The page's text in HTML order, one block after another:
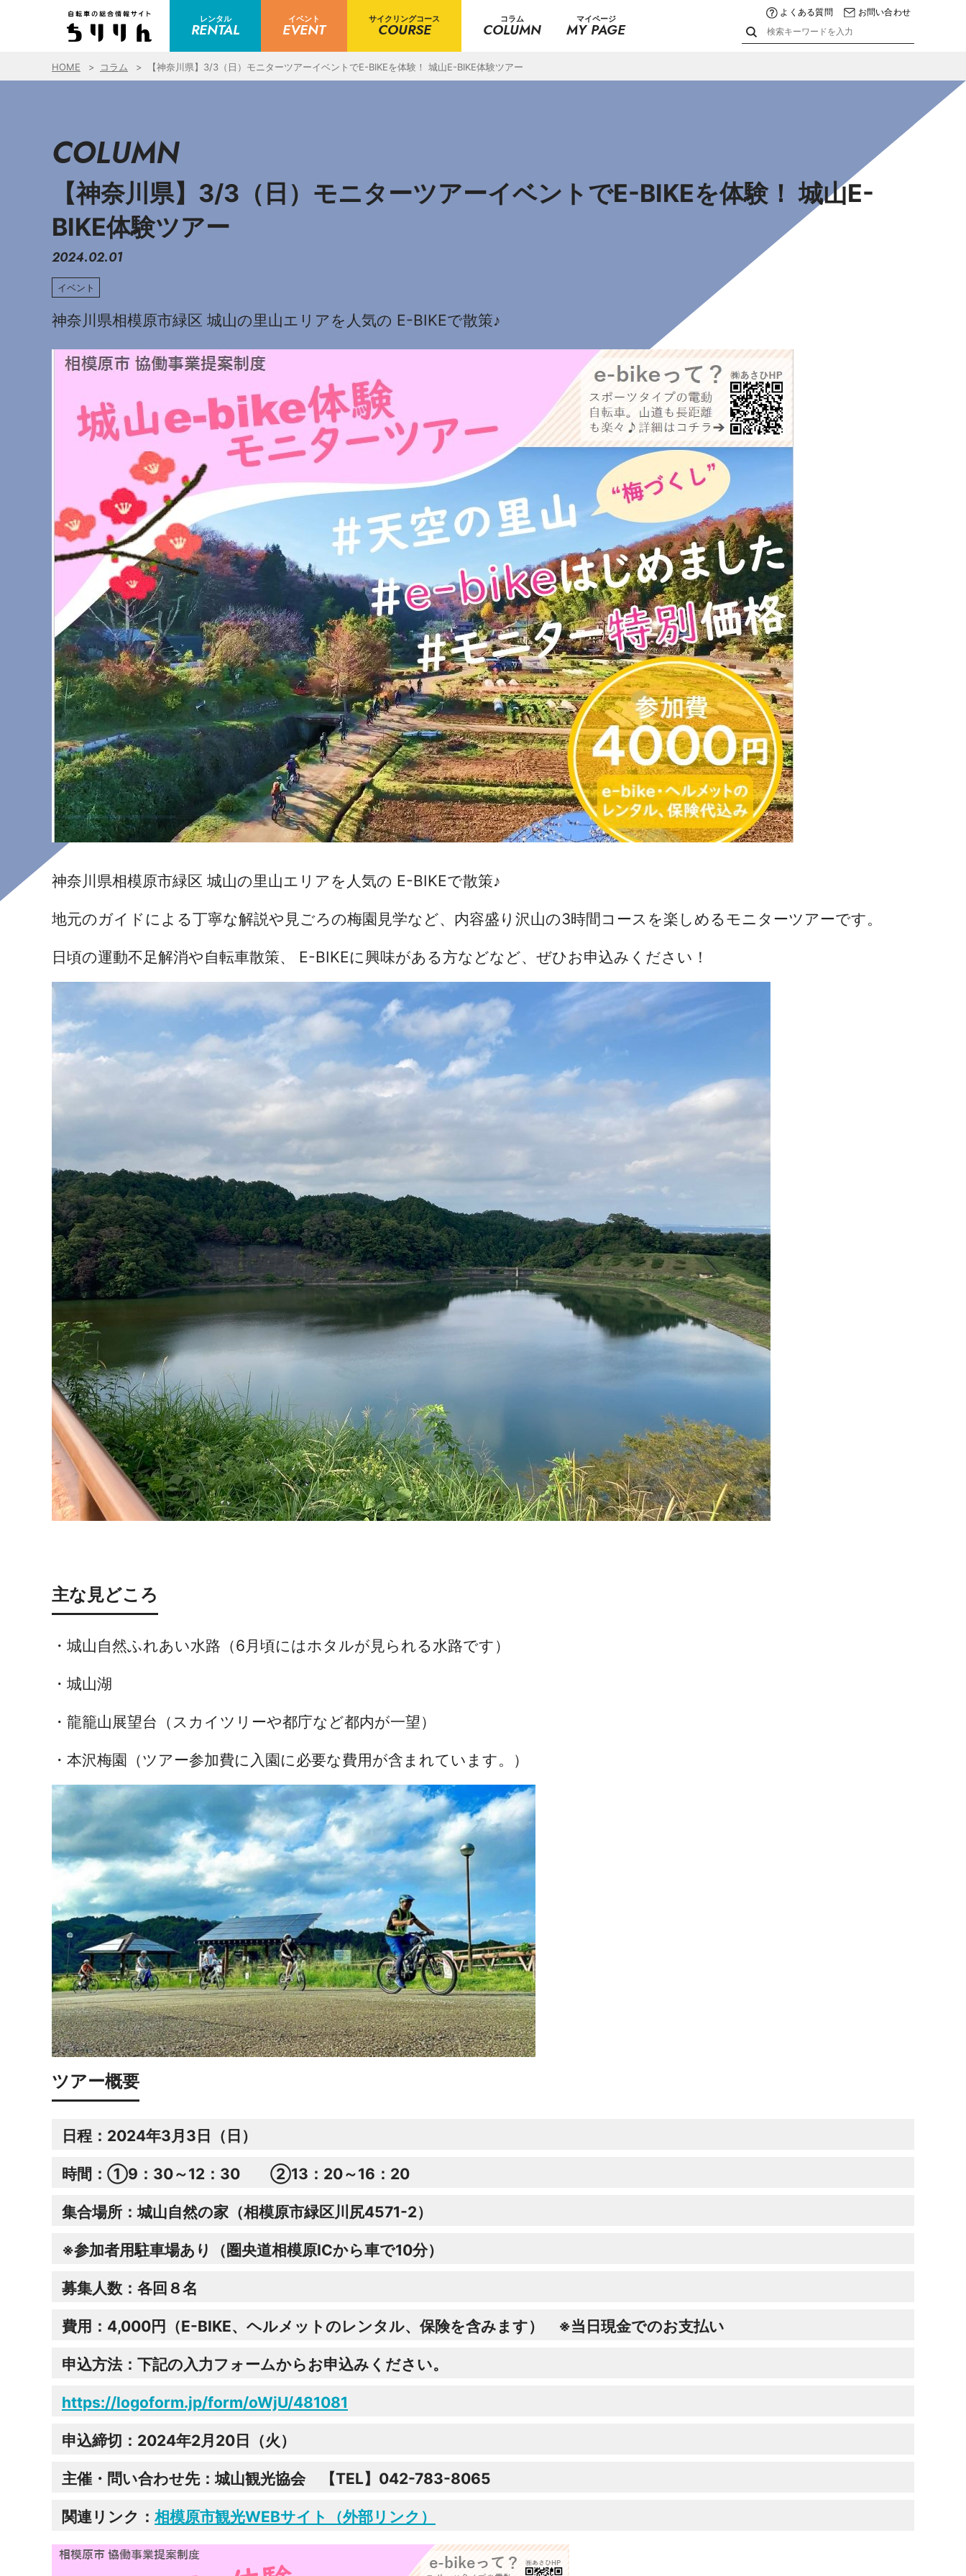
レンタル
RENTAL
イベント
EVENT
サイクリングコース
COURSE
コラム
COLUMN
マイページ
MY PAGE
よくある質問 お問い合わせ
HOME コラム 【神奈川県】3/3（日）モニターツアーイベントでE-BIKEを体験！ 城山E-BIKE体験ツアー
COLUMN
【神奈川県】3/3（日）モニターツアーイベントでE-BIKEを体験！ 城山E-
BIKE体験ツアー
2024.02.01
イベント
神奈川県相模原市緑区 城山の里山エリアを人気の E-BIKEで散策♪
神奈川県相模原市緑区 城山の里山エリアを人気の E-BIKEで散策♪
地元のガイドによる丁寧な解説や見ごろの梅園見学など、内容盛り沢山の3時間コースを楽しめるモニターツアーです。
日頃の運動不足解消や自転車散策、 E-BIKEに興味がある方などなど、ぜひお申込みください！
主な見どころ
・城山自然ふれあい水路（6月頃にはホタルが見られる水路です）
・城山湖
・龍籠山展望台（スカイツリーや都庁など都内が一望）
・本沢梅園（ツアー参加費に入園に必要な費用が含まれています。）
ツアー概要
日程：2024年3月3日（日）
時間：①9：30～12：30 ②13：20～16：20
集合場所：城山自然の家（相模原市緑区川尻4571-2）
※参加者用駐車場あり（圏央道相模原ICから車で10分）
募集人数：各回８名
費用：4,000円（E-BIKE、ヘルメットのレンタル、保険を含みます） ※当日現金でのお支払い
申込方法：下記の入力フォームからお申込みください。
https://logoform.jp/form/oWjU/481081
申込締切：2024年2月20日（火）
主催・問い合わせ先：城山観光協会 【TEL】042-783-8065
関連リンク： 相模原市観光WEBサイト（外部リンク）